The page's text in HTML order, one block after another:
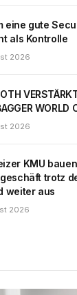
eine gute
als Kontrolle
2026
WORLD
2026
KMU
trotz
weiter aus
2026